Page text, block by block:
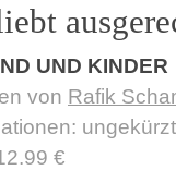
UND KINDER
von Rafik
€